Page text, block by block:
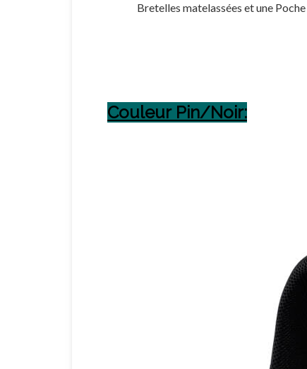
Bretelles matelassées et une
Couleur Pin/Noir: